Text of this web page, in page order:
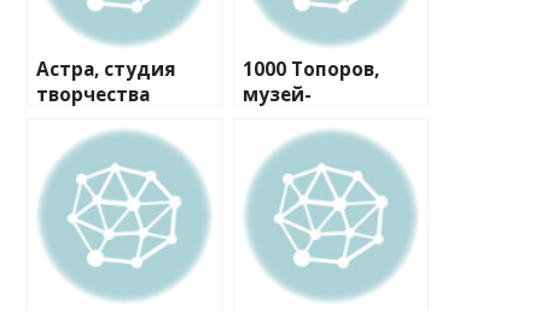
Астра, студия
творчества
1000 Топоров,
музей-